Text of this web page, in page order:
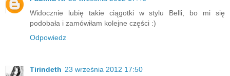
Widocznie lubię takie ciągotki w stylu Belli, bo mi się
podobała i zamówiłam kolejne części :)
Odpowiedz
Tirindeth 23 września 2012 17:50